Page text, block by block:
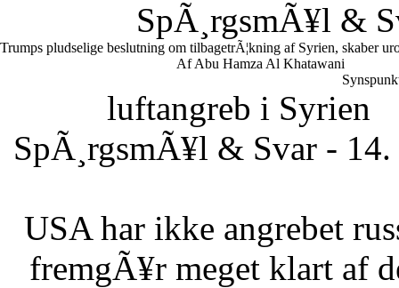
SpÃ¸rgsmÃ¥l &
Trumps pludselige beslutning om tilbagetrÃ¦kning af Syrien, skaber
Af Abu Hamza Al Khatawani
luftangreb i Syrien
SpÃ¸rgsmÃ¥l & Svar -
USA har ikke angrebet
fremgÃ¥r meget klart af